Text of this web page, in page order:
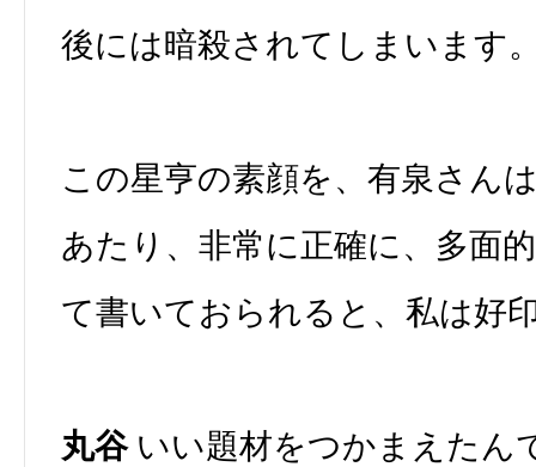
後には暗殺されてしまいます
この星亨の素顔を、有泉さん
あたり、非常に正確に、多面
て書いておられると、私は好
丸谷いい題材をつかまえたん